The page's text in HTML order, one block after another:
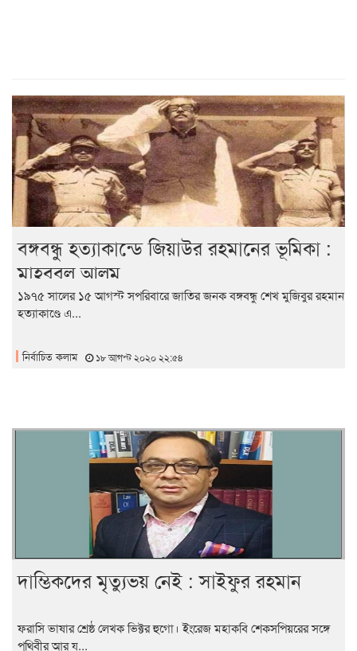
বঙ্গবন্ধু হত্যাকান্ডে জিয়াউর রহমানের ভূমিকা :
মাহবুবুল আলম
১৯৭৫ সালের ১৫ আগস্ট সপরিবারে জাতির জনক বঙ্গবন্ধু শেখ মুজিবুর রহমান
হত্যাকাণ্ডে এ...
নির্বাচিত কলাম ১৮ আগস্ট ২০২০ ২২:৫৪
দাম্ভিকদের মৃত্যুভয় নেই : সাইফুর রহমান
ফরাসি ভাষার শ্রেষ্ঠ লেখক ভিক্টর হুগো। ইংরেজ মহাকবি শেকসপিয়রের সঙ্গে
পৃথিবীর আর য...